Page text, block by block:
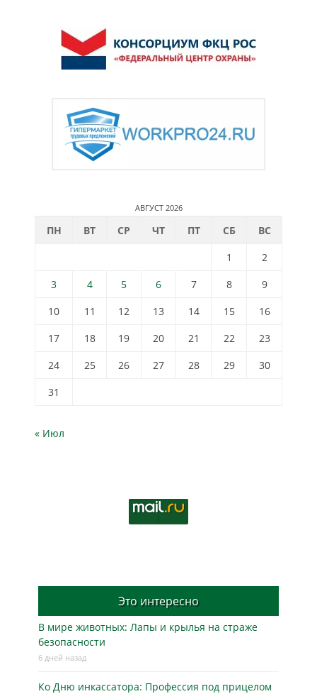
АВГУСТ 2026
ПН ВТ СР ЧТ ПТ СБ
ВС
1
2
3
4 5 6 7 8
9
10
11 12 13 14 15
16
17
18 19 20 21 22
23
24
25 26 27 28 29
30
31
« Июл
Это интересно
В мире животных: Лапы и крылья на страже
безопасности
6 дней назад
Ко Дню инкассатора: Профессия под прицелом